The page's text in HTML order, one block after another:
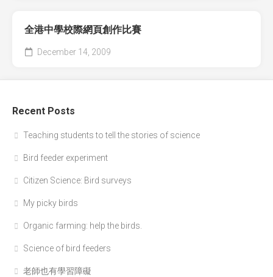
全港中學校際網頁創作比賽
December 14, 2009
Recent Posts
Teaching students to tell the stories of science
Bird feeder experiment
Citizen Science: Bird surveys
My picky birds
Organic farming: help the birds.
Science of bird feeders
老師也有學習障礙